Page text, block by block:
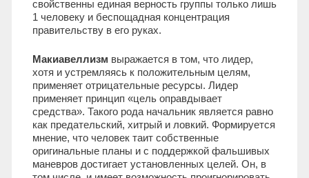
свойственны единая верность группы только лишь
1 человеку и беспощадная концентрация
правительству в его руках.
Макиавеллизм выражается в том, что лидер,
хотя и устремляясь к положительным целям,
применяет отрицательные ресурсы. Лидер
применяет принцип «цель оправдывает
средства». Такого рода начальник является равно
как предательский, хитрый и ловкий. Формируется
мнение, что человек таит собственные
оригинальные планы и с поддержкой фальшивых
маневров достигает установленных целей. Он, в